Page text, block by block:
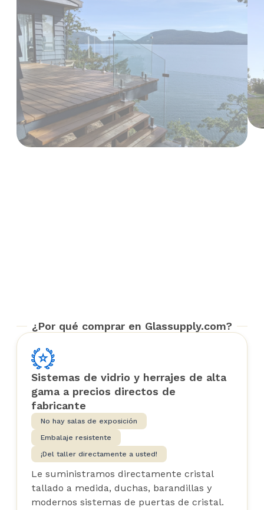
¿Por qué comprar en Glassupply.com?
Sistemas de vidrio y herrajes de alta
gama a precios directos de
fabricante
No hay salas de exposición
Embalaje resistente
¡Del taller directamente a usted!
Le suministramos directamente cristal
tallado a medida, duchas, barandillas y
modernos sistemas de puertas de cristal.